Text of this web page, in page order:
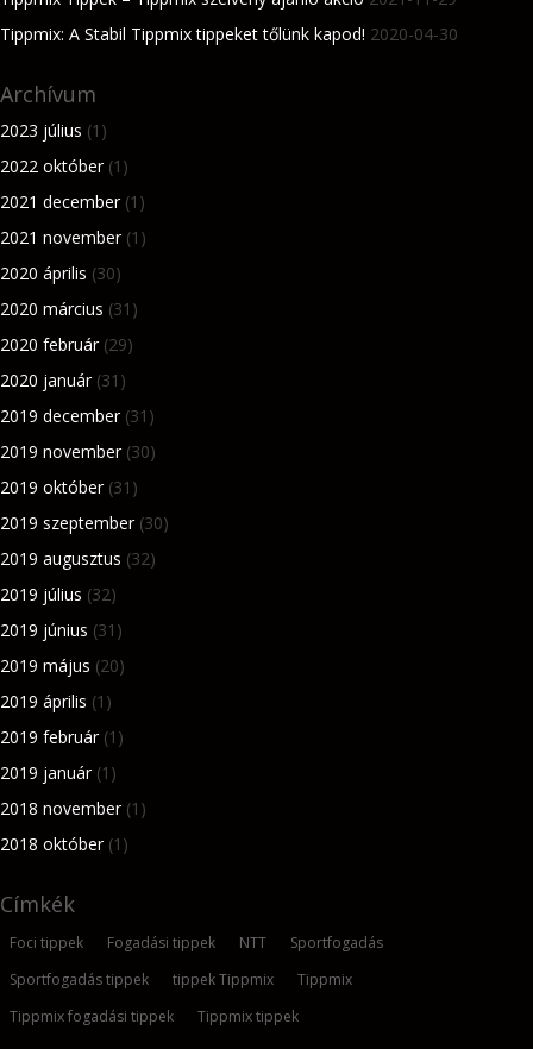
Tippmix: A Stabil Tippmix tippeket tőlünk kapod! 2020-04-30
Archívum
2023 július (1)
2022 október(1)
2021 december(1)
2021 november(1)
2020 április (30)
2020 március (31)
2020 február(29)
2020 január(31)
2019 december(31)
2019 november(30)
2019 október(31)
2019 szeptember(30)
2019 augusztus (32)
2019 július (32)
2019 június (31)
2019 május (20)
2019 április (1)
2019 február(1)
2019 január(1)
2018 november(1)
2018 október(1)
Címkék
Foci tippek Fogadási tippek NTT
Sportfogadás
Sportfogadás tippek
tippek Tippmix
Tippmix
Tippmix fogadási tippek
Tippmix tippek